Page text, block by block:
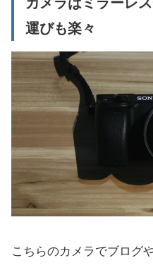
運びも楽々
こちらのカメラでブログ